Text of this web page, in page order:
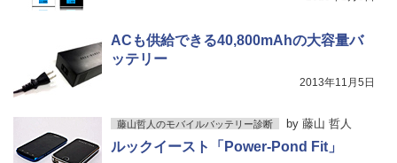
ACも供給できる40,800mAhの大容量バ
ッテリー
2013年11月5日
藤山哲人のモバイルバッテリー診断 by 藤山 哲人
ルックイースト「Power-Pond Fit」